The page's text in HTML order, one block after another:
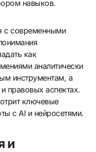
навыков.
с современными
как
аналитически
инструментам, а
правовых аспектах.
ключевые
с AI и нейросетями.
и